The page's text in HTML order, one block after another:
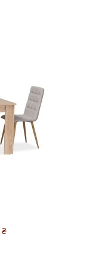
₴